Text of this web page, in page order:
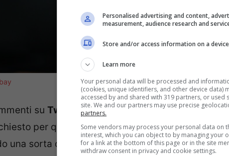
su Twitter al video postato. C’è chi, anche
per quanto tempo poi la ragazza abbia
una sorta di diarrea, anche fulminante. Molti
Personalised advertising and content,
measurement, audience research and
Store and/or access information on a device
Learn more
Your personal data will be processed and
(cookies, unique identifiers, and other device data)
accessed by and shared with 319 partners, or used
site. We and our partners may use precise
partners.
Some vendors may process your personal data on
interest, which you can object to by managing your
for a link at the bottom of this page or in the site
withdraw consent in privacy and cookie settings.